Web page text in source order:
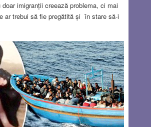
imigranții creează problema, ci mai
ar trebui să fie pregătită și în stare să-i